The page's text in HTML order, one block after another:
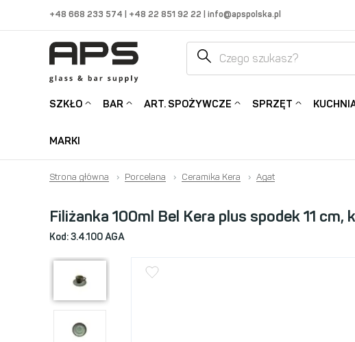
+48 668 233 574 | +48 22 851 92 22 | info@apspolska.pl
SZKŁO BAR ART. SPOŻYWCZE SPRZĘT
MARKI
Strona główna › Porcelana › Ceramika Kera › Agat
Filiżanka 100ml Bel Kera plus spodek 11 cm,
Kod:3.4.100 AGA